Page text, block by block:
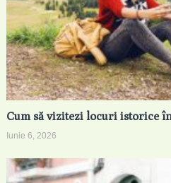
Cum să vizitezi locuri istorice
Iunie 6, 2026